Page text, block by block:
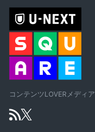
コンテンツLOVERメディア